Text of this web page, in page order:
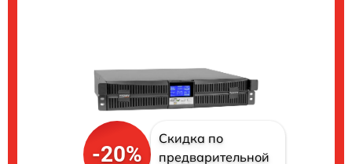
-20%
Скидка по
предварительной